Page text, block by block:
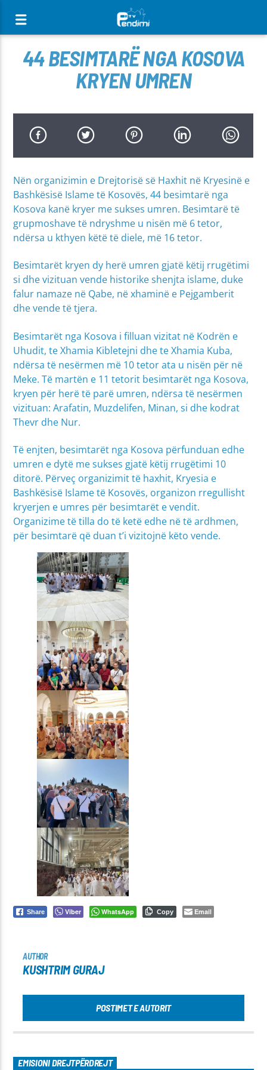
44 BESIMTARË NGA KOSOVA
KRYEN UMREN
Nën organizimin e Drejtorisë së Haxhit në Kryesinë e
Bashkësisë Islame të Kosovës, 44 besimtarë nga
Kosova kanë kryer me sukses umren. Besimtarë të
grupmoshave të ndryshme u nisën më 6 tetor,
ndërsa u kthyen këtë të diele, më 16 tetor.
Besimtarët kryen dy herë umren gjatë këtij rrugëtimi
si dhe vizituan vende historike shenjta islame, duke
falur namaze në Qabe, në xhaminë e Pejgamberit
dhe vende të tjera.
Besimtarët nga Kosova i filluan vizitat në Kodrën e
Uhudit, te Xhamia Kibletejni dhe te Xhamia Kuba,
ndërsa të nesërmen më 10 tetor ata u nisën për në
Meke. Të martën e 11 tetorit besimtarët nga Kosova,
kryen për herë të parë umren, ndërsa të nesërmen
vizituan: Arafatin, Muzdelifen, Minan, si dhe kodrat
Thevr dhe Nur.
Të enjten, besimtarët nga Kosova përfunduan edhe
umren e dytë me sukses gjatë këtij rrugëtimi 10
ditorë. Përveç organizimit të haxhit, Kryesia e
Bashkësisë Islame të Kosovës, organizon rregullisht
kryerjen e umres për besimtarët e vendit.
Organizime të tilla do të ketë edhe në të ardhmen,
për besimtarë që duan t’i vizitojnë këto vende.
Share Viber WhatsApp Copy Email
AUTHOR
KUSHTRIM GURAJ
POSTIMET E AUTORIT
EMISIONI DREJTPËRDREJT